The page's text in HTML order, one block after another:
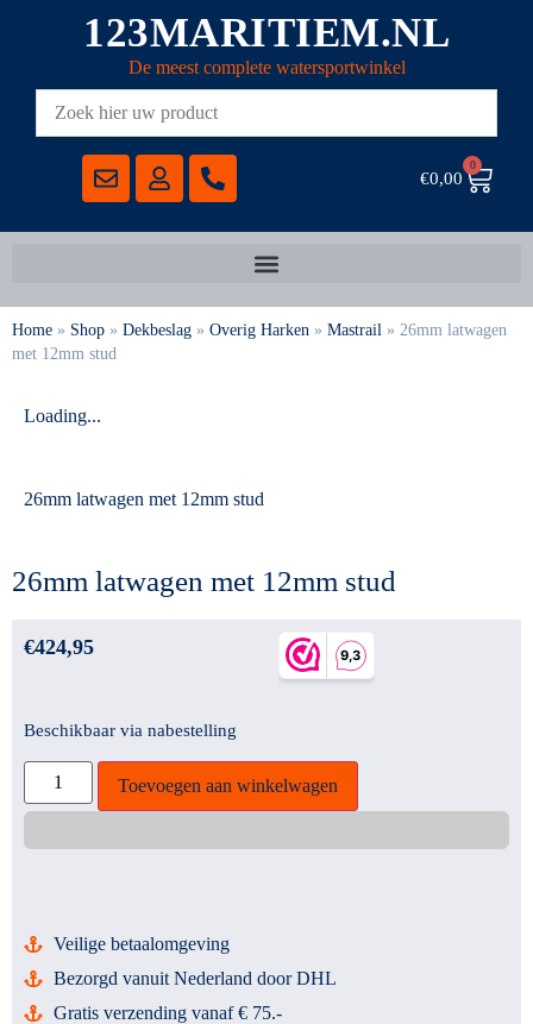
123MARITIEM.NL
De meest complete watersportwinkel
€0,00
0
Home » Shop » Dekbeslag » Overig Harken » Mastrail » 26mm latwagen
met 12mm stud
Loading...
26mm latwagen met 12mm stud
26mm latwagen met 12mm stud
€424,95
Beschikbaar via nabestelling
Toevoegen aan winkelwagen
Veilige betaalomgeving
Bezorgd vanuit Nederland door DHL
Gratis verzending vanaf € 75.-